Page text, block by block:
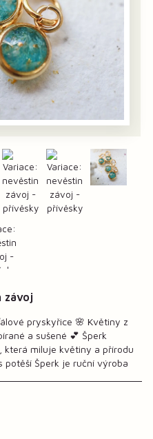
závoj
pryskyřice 🌸 Květiny z
a sušené 💕 Šperk
která miluje květiny a přírodu
potěší Šperk je ruční výroba